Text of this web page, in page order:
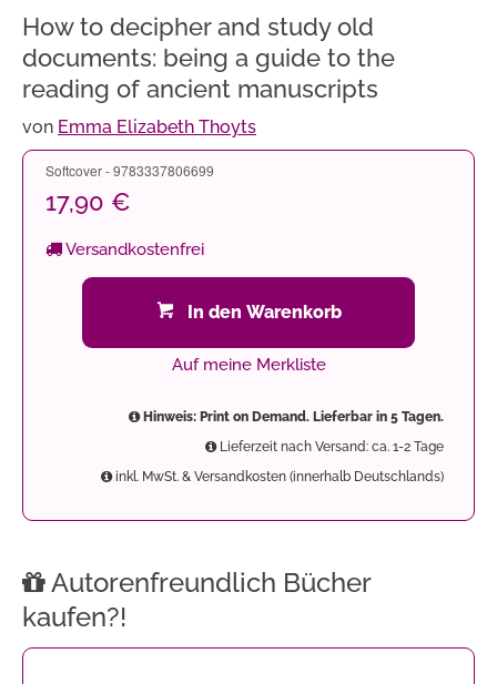
How to decipher and study old
documents: being a guide to the
reading of ancient manuscripts
von Emma Elizabeth Thoyts
Softcover - 9783337806699
17,90 €
Versandkostenfrei
In den Warenkorb
Auf meine Merkliste
Hinweis: Print on Demand. Lieferbar in 5 Tagen.
Lieferzeit nach Versand: ca. 1-2 Tage
inkl. MwSt. & Versandkosten (innerhalb Deutschlands)
Autorenfreundlich Bücher
kaufen?!